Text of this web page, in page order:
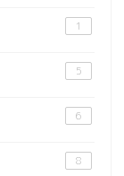
1
5
6
8